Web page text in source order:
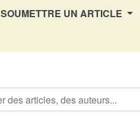
SOUMETTRE UN ARTICLE